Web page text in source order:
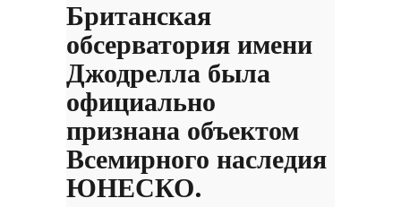
Британская
обсерватория имени
Джодрелла была
официально
признана объектом
Всемирного наследия
ЮНЕСКО.